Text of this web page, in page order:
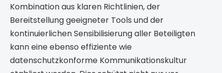
Kombination aus klaren Richtlinien, der
Bereitstellung geeigneter Tools und der
kontinuierlichen Sensibilisierung aller Beteiligten
kann eine ebenso effiziente wie
datenschutzkonforme Kommunikationskultur